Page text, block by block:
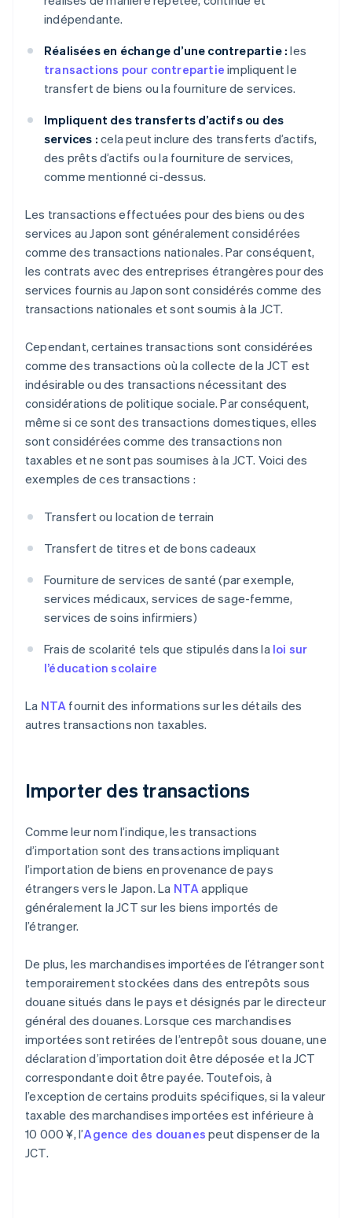
indépendante.
Réalisées en échange d’une contrepartie : les
transactions pour contrepartie impliquent le
transfert de biens ou la fourniture de services.
Impliquent des transferts d’actifs ou des
services : cela peut inclure des transferts d’actifs,
des prêts d’actifs ou la fourniture de services,
comme mentionné ci-dessus.
Les transactions effectuées pour des biens ou des
services au Japon sont généralement considérées
comme des transactions nationales. Par conséquent,
les contrats avec des entreprises étrangères pour des
services fournis au Japon sont considérés comme des
transactions nationales et sont soumis à la JCT.
Cependant, certaines transactions sont considérées
comme des transactions où la collecte de la JCT est
indésirable ou des transactions nécessitant des
considérations de politique sociale. Par conséquent,
même si ce sont des transactions domestiques, elles
sont considérées comme des transactions non
taxables et ne sont pas soumises à la JCT. Voici des
exemples de ces transactions :
Transfert ou location de terrain
Transfert de titres et de bons cadeaux
Fourniture de services de santé (par exemple,
services médicaux, services de sage-femme,
services de soins infirmiers)
Frais de scolarité tels que stipulés dans la loi sur
l’éducation scolaire
La NTA fournit des informations sur les détails des
autres transactions non taxables.
Importer des transactions
Comme leur nom l’indique, les transactions
d’importation sont des transactions impliquant
l’importation de biens en provenance de pays
étrangers vers le Japon. La NTAapplique
généralement la JCT sur les biens importés de
l’étranger.
De plus, les marchandises importées de l’étranger sont
temporairement stockées dans des entrepôts sous
douane situés dans le pays et désignés par le directeur
général des douanes. Lorsque ces marchandises
importées sont retirées de l’entrepôt sous douane, une
déclaration d’importation doit être déposée et la JCT
correspondante doit être payée. Toutefois, à
l’exception de certains produits spécifiques, si la valeur
taxable des marchandises importées est inférieure à
10 000 ¥, l’Agence des douanes peut dispenser de la
JCT.